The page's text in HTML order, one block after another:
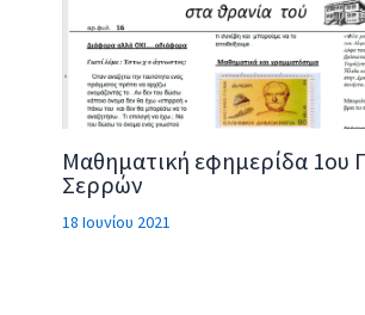
Μαθηματική εφημερίδα 1ου
Σερρών
18 Ιουνίου 2021